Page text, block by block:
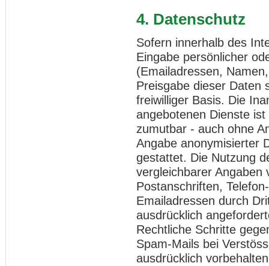
4. Datenschutz
Sofern innerhalb des
Eingabe persönlicher
(Emailadressen,
Preisgabe dieser Daten
freiwilliger Basis. Die
angebotenen Dienste
zumutbar - auch ohne
Angabe anonymisierter
gestattet. Die Nutzung
vergleichbarer Angaben
Postanschriften,
Emailadressen durch
ausdrücklich
Rechtliche Schritte
Spam-Mails bei
ausdrücklich